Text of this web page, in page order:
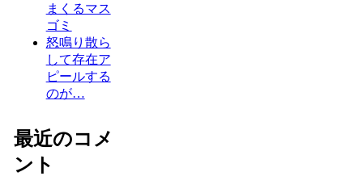
まくるマス
ゴミ
怒鳴り散ら
して存在ア
ピールする
のが…
最近のコメ
ント